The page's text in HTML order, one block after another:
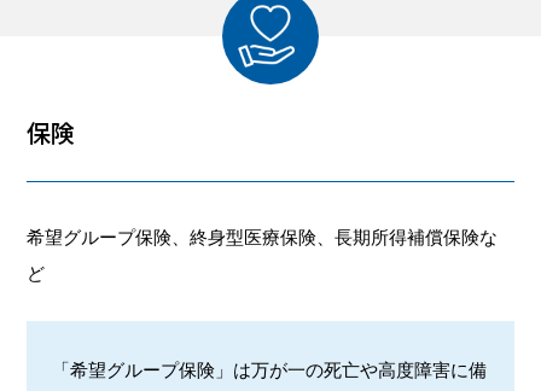
保険
希望グループ保険、終身型医療保険、長期所得補償保険な
ど
「希望グループ保険」は万が一の死亡や高度障害に備